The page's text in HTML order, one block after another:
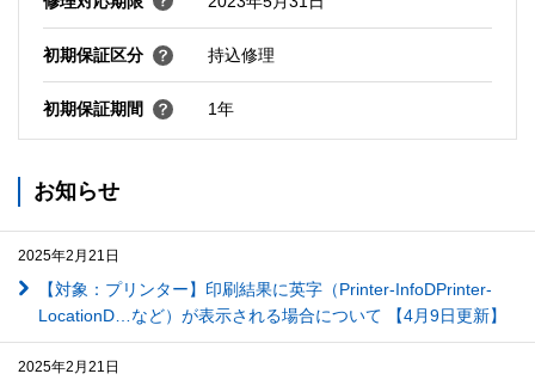
初期保証区分 持込修理
初期保証期間 1年
お知らせ
2025年2月21日
【対象：プリンター】印刷結果に英字（Printer-InfoDPrinter-
LocationD…など）が表示される場合について 【4月9日更新】
2025年2月21日